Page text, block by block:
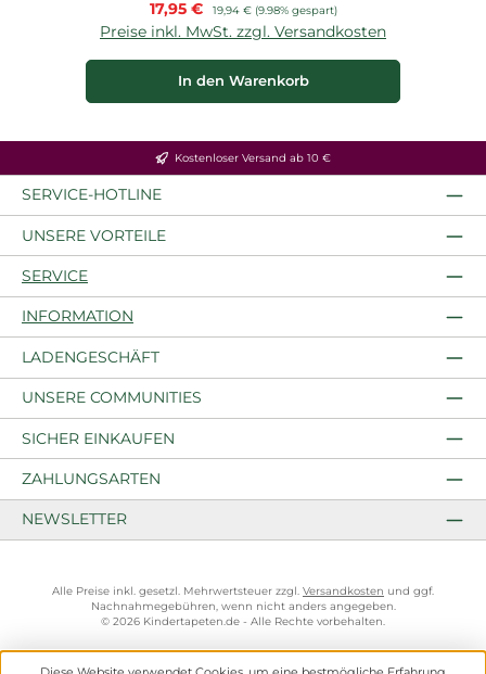
Verkaufspreis:
17,95 € Regulärer Preis:
19,94 € (9.98% gespart)
Preise inkl. MwSt. zzgl. Versandkosten
In den Warenkorb
Kostenloser Versand ab 10 €
SERVICE-HOTLINE
UNSERE VORTEILE
SERVICE
INFORMATION
LADENGESCHÄFT
UNSERE COMMUNITIES
SICHER EINKAUFEN
ZAHLUNGSARTEN
NEWSLETTER
Alle Preise inkl. gesetzl. Mehrwertsteuer zzgl. Versandkosten und ggf.
Nachnahmegebühren, wenn nicht anders angegeben.
© 2026 Kindertapeten.de - Alle Rechte vorbehalten.